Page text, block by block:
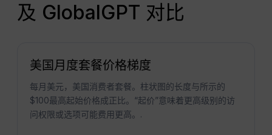
及 GlobalGPT 对比
美国月度套餐价格梯度
每月美元，美国消费者套餐。柱状图的长度与所示的
$100最高起始价格成正比。“起价”意味着更高级别的访
问权限或选项可能费用更高。.